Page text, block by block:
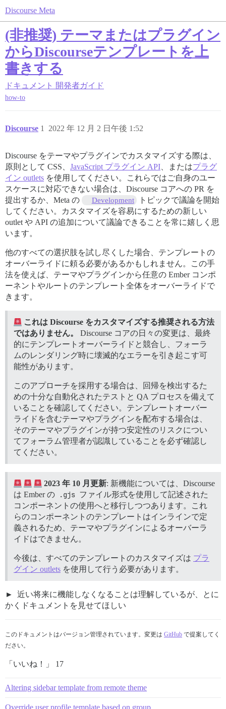
Discourse Meta
(非推奨) テーマまたはプラグイン
からDiscourseテンプレートを上
書きする
ドキュメント 開発者ガイド
how-to
Discourse 2022 年 12 月 2 日午後 1:52
1
Discourse をテーマやプラグインでカスタマイズする際は、
原則として CSS、 JavaScript プラグイン API 、またはプラグ
イン outlets を使用してください。これらではご自身のユー
スケースに対応できない場合は、Discourse コアへの PR を
提出するか、Meta の
Development
トピックで議論を開始
してください。カスタマイズを容易にするための新しい
outlet や API の追加について議論できることを常に嬉しく思
います。
他のすべての選択肢を試し尽くした場合、テンプレートの
オーバーライドに頼る必要があるかもしれません。この手
法を使えば、テーマやプラグインから任意の Ember コンポ
ーネントやルートのテンプレート全体をオーバーライドで
きます。
これは Discourse をカスタマイズする推奨される方法
ではありません。
Discourse コアの日々の変更は、最終
的にテンプレートオーバーライドと競合し、フォーラ
ムのレンダリング時に壊滅的なエラーを引き起こす可
能性があります。
このアプローチを採用する場合は、回帰を検出するた
めの十分な自動化されたテストと QA プロセスを備えて
いることを確認してください。テンプレートオーバー
ライドを含むテーマやプラグインを配布する場合は、
そのテーマやプラグインが持つ安定性のリスクについ
てフォーラム管理者が認識していることを必ず確認し
てください。
2023 年 10 月更新: 新機能については、Discourse
は Ember の
.gjs ファイル形式を使用して記述された
コンポーネントの使用へと移行しつつあります。これ
らのコンポーネントのテンプレートはインラインで定
義されるため、テーマやプラグインによるオーバーラ
イドはできません。
今後は、すべてのテンプレートのカスタマイズは プラ
グイン outlets を使用して行う必要があります。
近い将来に機能しなくなることは理解しているが、とに
かくドキュメントを見せてほしい
このドキュメントはバージョン管理されています。変更は GitHub で提案してく
ださい。
「いいね！」 17
Altering sidebar template from remote theme